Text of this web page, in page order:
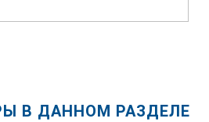
В ДАННОМ РАЗДЕЛЕ